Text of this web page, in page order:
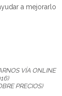
a mejorarlo
VÍA ONLINE
PRECIOS)